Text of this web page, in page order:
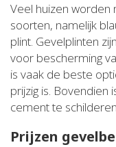
Veel huizen worden
soorten, namelijk
plint. Gevelplinten
voor bescherming
is vaak de beste
prijzig is. Bovendien
cement te
Prijzen